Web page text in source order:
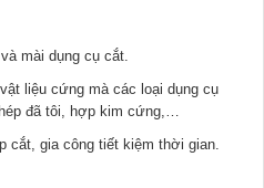
mài dụng cụ cắt.
cứng mà các loại dụng cụ
đã tôi, hợp kim cứng,…
gia công tiết kiệm thời gian.